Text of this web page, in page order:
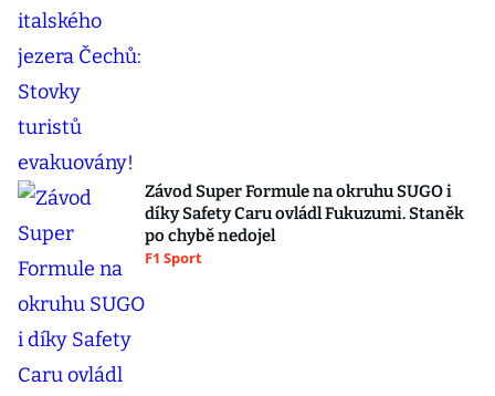
Závod Super Formule na okruhu SUGO i
díky Safety Caru ovládl Fukuzumi. Staněk
po chybě nedojel
F1 Sport